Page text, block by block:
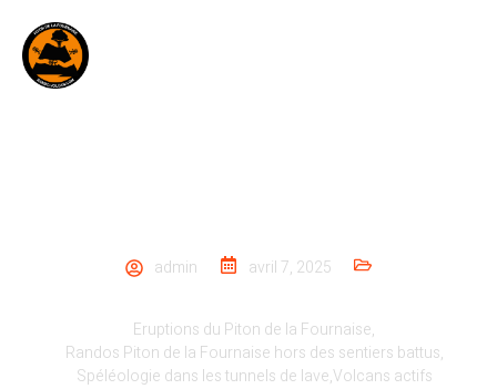
admin avril 7, 2025
Eruptions du Piton de la Fournaise,
Randos Piton de la Fournaise hors des sentiers battus,
Spéléologie dans les tunnels de lave,Volcans actifs